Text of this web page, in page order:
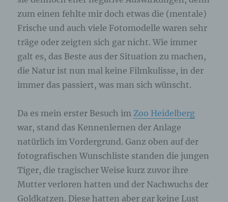
zum einen fehlte mir doch etwas die (mentale)
Frische und auch viele Fotomodelle waren sehr
träge oder zeigten sich gar nicht. Wie immer
galt es, das Beste aus der Situation zu machen,
die Natur ist nun mal keine Filmkulisse, in der
immer das passiert, was man sich wünscht.
Da es mein erster Besuch im Zoo Heidelberg
war, stand das Kennenlernen der Anlage
natürlich im Vordergrund. Ganz oben auf der
fotografischen Wunschliste standen die jungen
Tiger, die tragischer Weise kurz zuvor ihre
Mutter verloren hatten und der Nachwuchs der
Goldkatzen. Diese hatten aber gar keine Lust
angegebenen personenbezogenen Daten
Registrierung auf unserer Internetseite
Die betroffene Person hat die Möglichkeit, sich auf
der Internetseite des für die Verarbeitung
Verantwortlichen unter Angabe von
für die Verarbeitung Verantwortlichen übermittelt
werden, ergibt sich aus der jeweiligen
Eingabemaske, die für die Registrierung
verwendet wird. Die von der betroffenen Person
eingegebenen personenbezogenen Daten werden
ausschließlich für die interne Verwendung bei dem
für die Verarbeitung Verantwortlichen und für
eigene Zwecke erhoben und gespeichert. Der für
die Verarbeitung Verantwortliche kann die
Weitergabe an einen oder mehrere